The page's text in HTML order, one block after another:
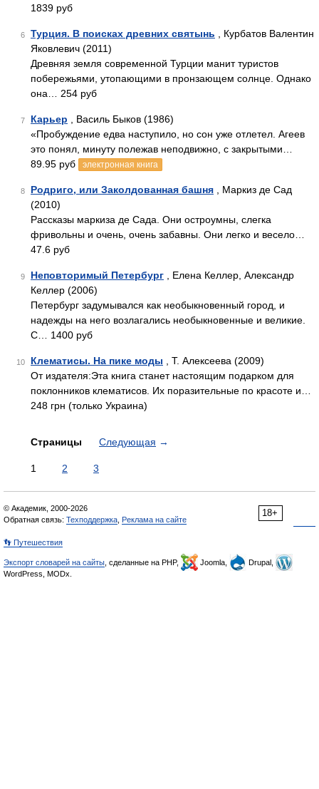
1839 руб
6 Турция. В поисках древних святынь , Курбатов Валентин
Яковлевич (2011)
Древняя земля современной Турции манит туристов
побережьями, утопающими в пронзающем солнце. Однако
она… 254 руб
7 Карьер , Василь Быков (1986)
«Пробуждение едва наступило, но сон уже отлетел. Агеев
это понял, минуту полежав неподвижно, с закрытыми…
89.95 руб
электронная книга
8 Родриго, или Заколдованная башня , Маркиз де Сад
(2010)
Рассказы маркиза де Сада. Они остроумны, слегка
фривольны и очень, очень забавны. Они легко и весело…
47.6 руб
9 Неповторимый Петербург , Елена Келлер, Александр
Келлер (2006)
Петербург задумывался как необыкновенный город, и
надежды на него возлагались необыкновенные и великие.
С… 1400 руб
10 Клематисы. На пике моды , Т. Алексеева (2009)
От издателя:Эта книга станет настоящим подарком для
поклонников клематисов. Их поразительные по красоте и…
248 грн (только Украина)
Страницы Следующая →
1 2 3
18+
© Академик, 2000-2026
Обратная связь: Техподдержка Реклама на сайте
👣 Путешествия
Экспорт словарей на сайты , сделанные на PHP, Joomla,
Drupal,
WordPress, MODx.